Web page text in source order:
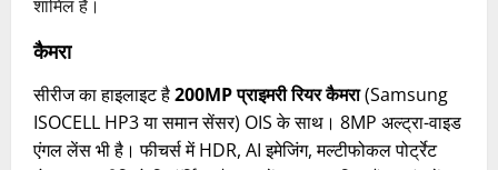
शामिल हैं।
कैमरा
सीरीज का हाइलाइट है200MP प्राइमरी रियर कैमरा(Samsung
ISOCELL HP3 या समान सेंसर) OIS के साथ। 8MP अल्ट्रा-वाइड
एंगल लेंस भी है। फीचर्स में HDR, AI इमेजिंग, मल्टीफोकल पोर्ट्रेट